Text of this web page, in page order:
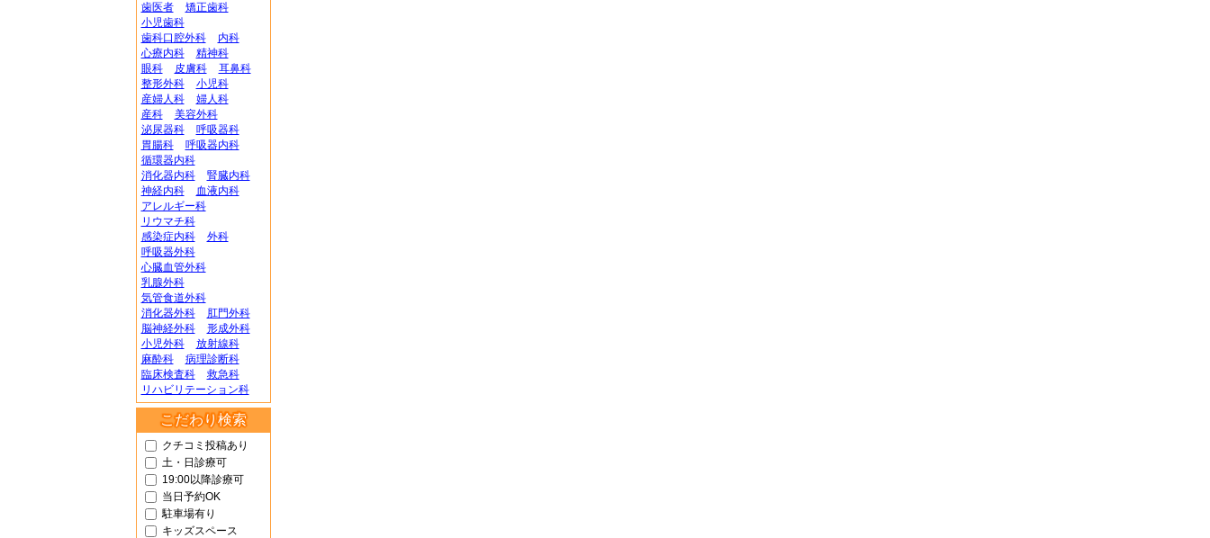
歯医者
矯正歯科
小児歯科
歯科口腔外科
内科
心療内科
精神科
眼科
皮膚科
耳鼻科
整形外科
小児科
産婦人科
婦人科
産科
美容外科
泌尿器科
呼吸器科
胃腸科
呼吸器内科
循環器内科
消化器内科
腎臓内科
神経内科
血液内科
アレルギー科
リウマチ科
感染症内科
外科
呼吸器外科
心臓血管外科
乳腺外科
気管食道外科
消化器外科
肛門外科
脳神経外科
形成外科
小児外科
放射線科
麻酔科
病理診断科
臨床検査科
救急科
リハビリテーション科
こだわり検索
クチコミ投稿あり
土・日診療可
19:00以降診療可
当日予約OK
駐車場有り
キッズスペース